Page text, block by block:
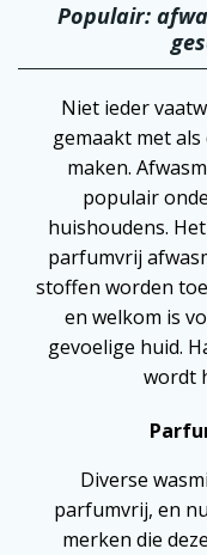
Populair:
Niet ieder
gemaakt met
maken.
populair
huishoudens.
parfumvrij
stoffen worden
en welkom is
gevoelige huid.
wordt
Diverse
parfumvrij, en
merken die